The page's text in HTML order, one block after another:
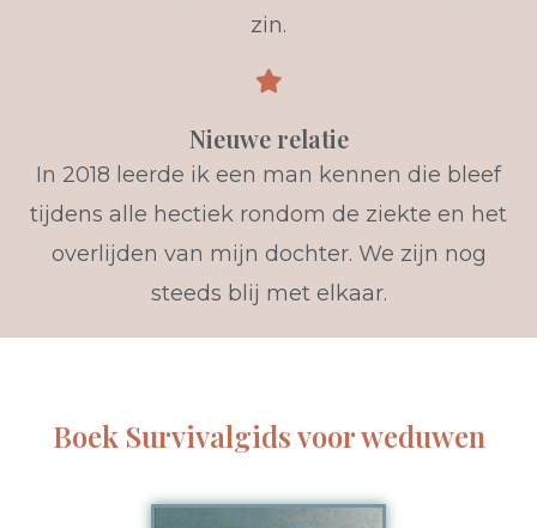
zin.
Nieuwe relatie
In 2018 leerde ik een man kennen die bleef
tijdens alle hectiek rondom de ziekte en het
overlijden van mijn dochter. We zijn nog
steeds blij met elkaar.
Boek Survivalgids voor weduwen